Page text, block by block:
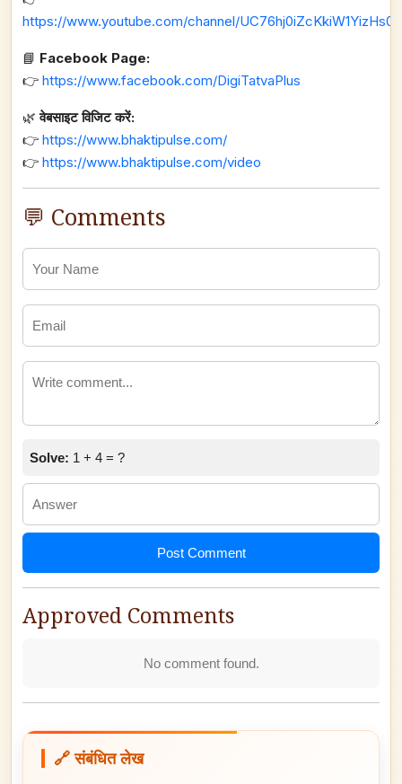
https://www.youtube.com/channel/
📘 Facebook Page:
👉 https://www.facebook.com/DigiTatvaPlus
🌿वेबसाइट विजिट करें:
👉 https://www.bhaktipulse.com/
👉 https://www.bhaktipulse.com/video
💬 Comments
Solve: 1 + 4 = ?
Post Comment
Approved Comments
No comment found.
🔗 संबंधित लेख